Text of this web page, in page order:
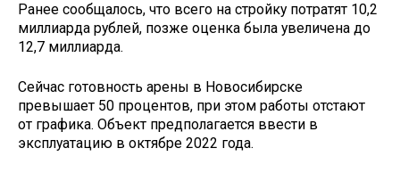
Ранее сообщалось, что всего на стройку потратят 10,2
миллиарда рублей, позже оценка была увеличена до
12,7 миллиарда.
Сейчас готовность арены в Новосибирске
превышает 50 процентов, при этом работы отстают
от графика. Объект предполагается ввести в
эксплуатацию в октябре 2022 года.